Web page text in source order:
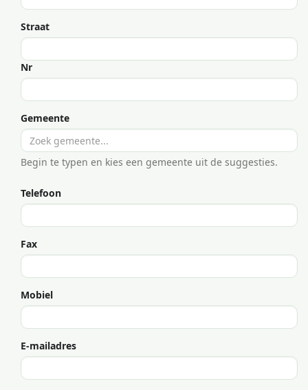
Straat
Nr
Gemeente
Begin te typen en kies een gemeente uit de suggesties.
Telefoon
Fax
Mobiel
E-mailadres